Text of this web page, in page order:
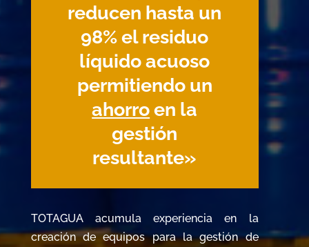
reducen hasta un
98% el residuo
líquido acuoso
permitiendo un
ahorroen la
gestión
resultante»
TOTAGUA acumula experiencia en la
creación de equipos para la gestión de